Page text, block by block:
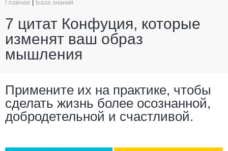
Главная База знаний
7 цитат Конфуция, которые
изменят ваш образ
мышления
Примените их на практике, чтобы
сделать жизнь более осознанной,
добродетельной и счастливой.